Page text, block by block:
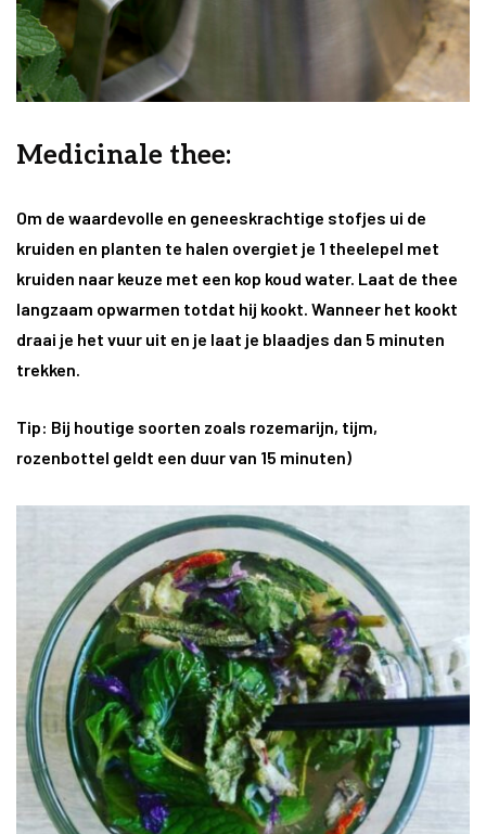
Medicinale thee:
Om de waardevolle en geneeskrachtige stofjes ui de
kruiden en planten te halen overgiet je 1 theelepel met
kruiden naar keuze met een kop koud water. Laat de thee
langzaam opwarmen totdat hij kookt. Wanneer het kookt
draai je het vuur uit en je laat je blaadjes dan 5 minuten
trekken.
Tip: Bij houtige soorten zoals rozemarijn, tijm,
rozenbottel geldt een duur van 15 minuten)